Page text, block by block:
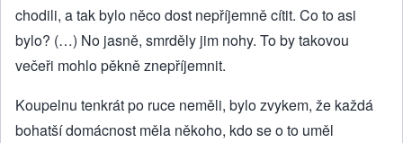
chodili, a tak bylo něco dost nepříjemně cítit. Co to asi
bylo? (…) No jasně, smrděly jim nohy. To by takovou
večeři mohlo pěkně znepříjemnit.
Koupelnu tenkrát po ruce neměli, bylo zvykem, že každá
bohatší domácnost měla někoho, kdo se o to uměl